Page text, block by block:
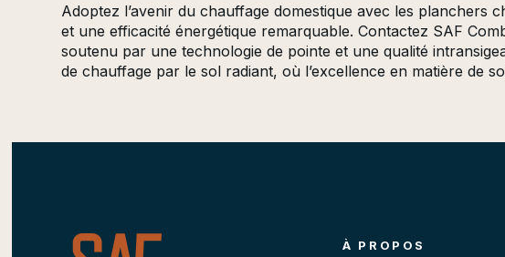
Adoptez l’avenir du chauffage domestique avec les
et une efficacité énergétique remarquable. Contactez SAF
soutenu par une technologie de pointe et une qualité
de chauffage par le sol radiant, où l’excellence en matière de
À PROPOS